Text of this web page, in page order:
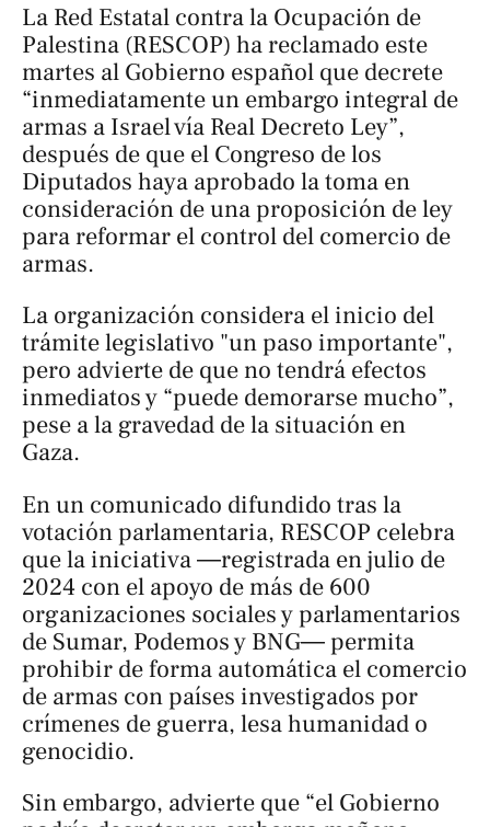
La Red Estatal contra la Ocupación de
Palestina (RESCOP) ha reclamado este
martes al Gobierno español que decrete
“inmediatamente un embargo integral de
armas a Israel vía Real Decreto Ley”,
después de que el Congreso de los
Diputados haya aprobado la toma en
consideración de una proposición de ley
para reformar el control del comercio de
armas.
La organización considera el inicio del
trámite legislativo "un paso importante",
pero advierte de que no tendrá efectos
inmediatos y “puede demorarse mucho”,
pese a la gravedad de la situación en
Gaza.
En un comunicado difundido tras la
votación parlamentaria, RESCOP celebra
que la iniciativa ―registrada en julio de
2024 con el apoyo de más de 600
organizaciones sociales y parlamentarios
de Sumar, Podemos y BNG― permita
prohibir de forma automática el comercio
de armas con países investigados por
crímenes de guerra, lesa humanidad o
genocidio.
Sin embargo, advierte que “el Gobierno